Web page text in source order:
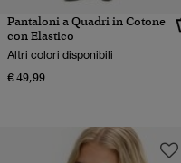
Pantaloni a Quadri in Cotone
con Elastico
Altri colori disponibili
€ 49,99